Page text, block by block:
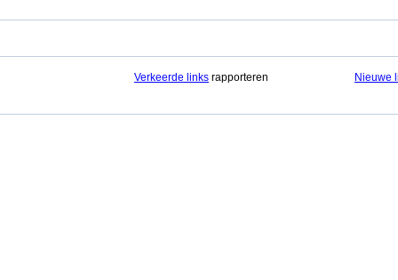
Verkeerde links rapporteren Nieuwe